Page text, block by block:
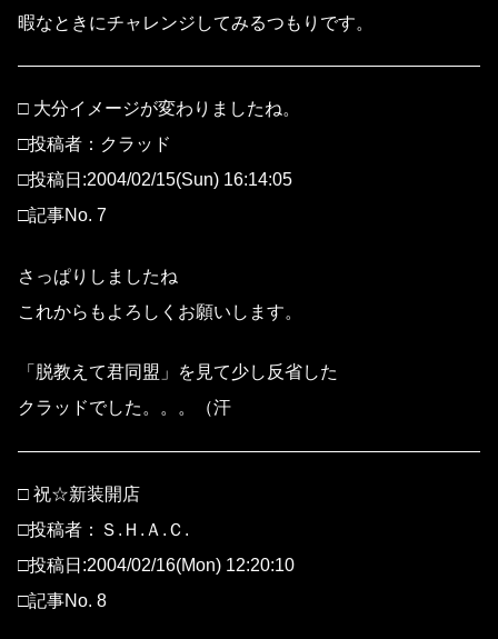
暇なときにチャレンジしてみるつもりです。
□ 大分イメージが変わりましたね。
□投稿者：クラッド
□投稿日:2004/02/15(Sun) 16:14:05
□記事No. 7
さっぱりしましたね
これからもよろしくお願いします。
「脱教えて君同盟」を見て少し反省した
クラッドでした。。。（汗
□ 祝☆新装開店
□投稿者：Ｓ.Ｈ.Ａ.Ｃ.
□投稿日:2004/02/16(Mon) 12:20:10
□記事No. 8